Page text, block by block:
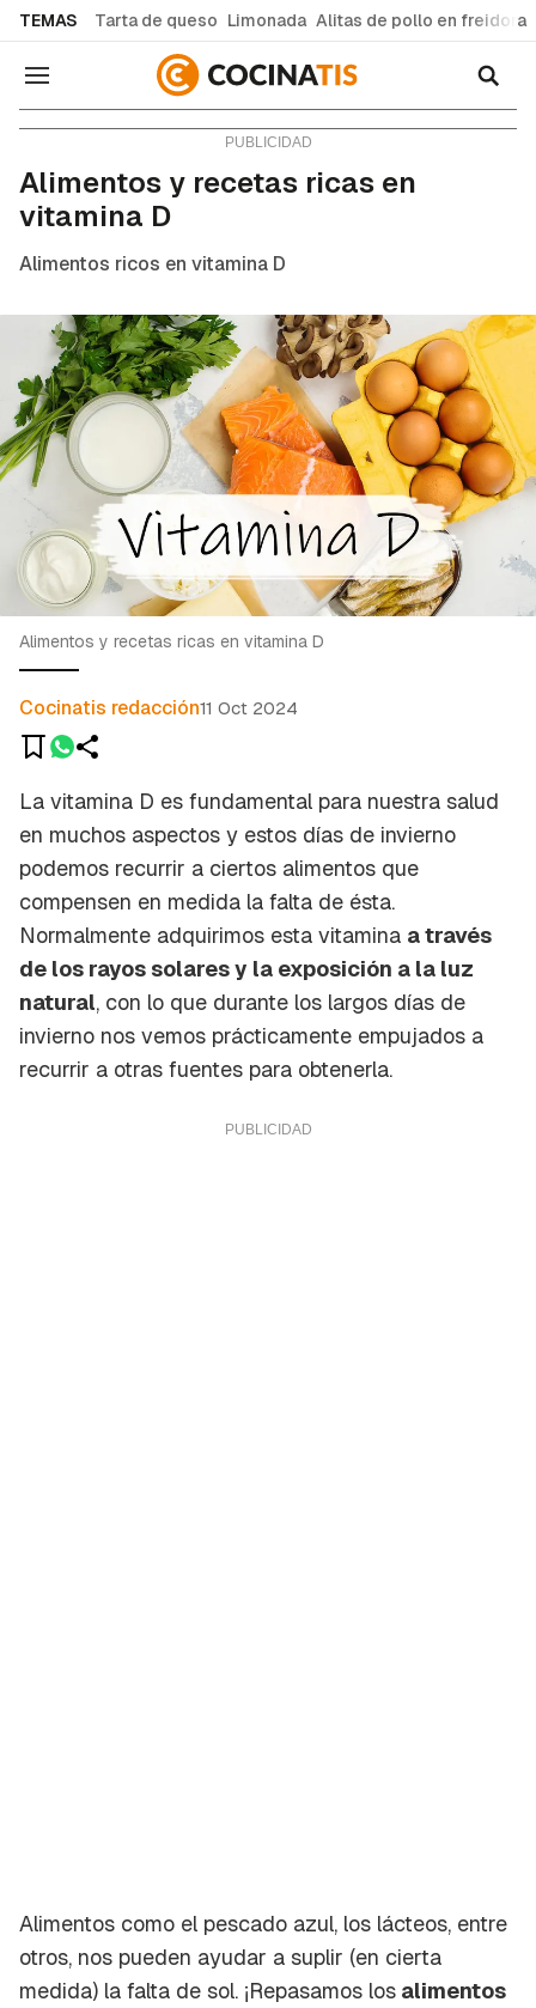
TEMAS Tarta de queso Limonada Alitas de pollo en freidora
Navegación
Alimentos y recetas ricas en
vitamina D
Alimentos ricos en vitamina D
Alimentos y recetas ricas en vitamina D
Cocinatis redacción11 Oct 2024
La vitamina D es fundamental para nuestra salud
en muchos aspectos y estos días de invierno
podemos recurrir a ciertos alimentos que
compensen en medida la falta de ésta.
Normalmente adquirimos esta vitamina a través
de los rayos solares y la exposición a la luz
natural, con lo que durante los largos días de
invierno nos vemos prácticamente empujados a
recurrir a otras fuentes para obtenerla.
Alimentos como el pescado azul, los lácteos, entre
otros, nos pueden ayudar a suplir (en cierta
medida) la falta de sol. ¡Repasamos los alimentos